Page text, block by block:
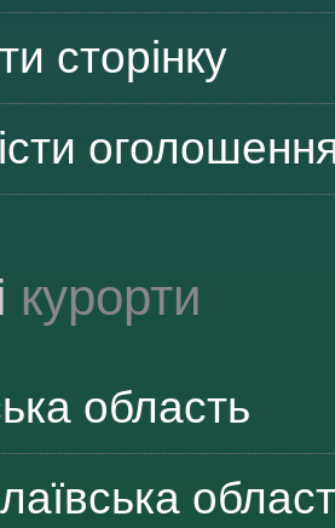
сторінку
курорти
область